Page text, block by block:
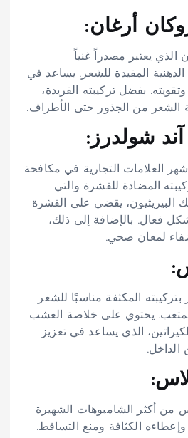
يعتبر مصدراً غنياً
الدهنية المفيدة للشعر. يساعد في
بفضل تركيبته الفريدة،
الشعر من الجذور حتى الأطراف.
العلامات التجارية في مكافحة
المضادة للقشرة والتي
البيريثيون، يقضي على القشرة
فعال. بالإضافة إلى ذلك،
لمعان صحي.
المكثفة مناسبًا للشعر
يحتوي على خلاصة العشب
الذي يساعد في تعزيز
الداخل.
من أكثر الشامبوهات الشهيرة
الكثافة ومنع التساقط.